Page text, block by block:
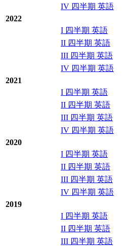
IV 四半期 英語
2022
I 四半期 英語
II 四半期 英語
III 四半期 英語
IV 四半期 英語
2021
I 四半期 英語
II 四半期 英語
III 四半期 英語
IV 四半期 英語
2020
I 四半期 英語
II 四半期 英語
III 四半期 英語
IV 四半期 英語
2019
I 四半期 英語
II 四半期 英語
III 四半期 英語